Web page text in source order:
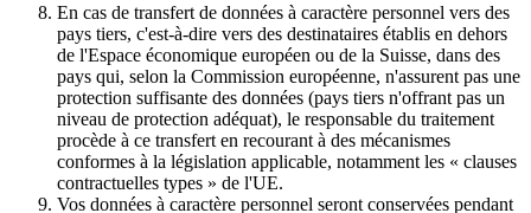
En cas de transfert de données à caractère personnel vers des
pays tiers, c'est-à-dire vers des destinataires établis en dehors
de l'Espace économique européen ou de la Suisse, dans des
pays qui, selon la Commission européenne, n'assurent pas une
protection suffisante des données (pays tiers n'offrant pas un
niveau de protection adéquat), le responsable du traitement
procède à ce transfert en recourant à des mécanismes
conformes à la législation applicable, notamment les « clauses
contractuelles types » de l'UE.
Vos données à caractère personnel seront conservées pendant